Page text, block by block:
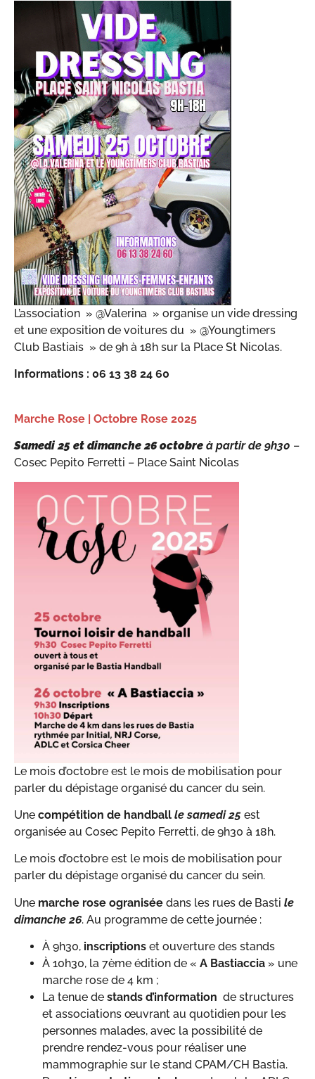
L’association » @Valerina » organise un vide dressing
et une exposition de voitures du » @Youngtimers
Club Bastiais » de 9h à 18h sur la Place St Nicolas.
Informations : 06 13 38 24 60
Marche Rose | Octobre Rose 2025
Samedi 25 et dimanche 26 octobre à partir de 9h30 –
Cosec Pepito Ferretti – Place Saint Nicolas
Le mois d’octobre est le mois de mobilisation pour
parler du dépistage organisé du cancer du sein.
Une compétition de handball le samedi 25 est
organisée au Cosec Pepito Ferretti, de 9h30 à 18h.
Le mois d’octobre est le mois de mobilisation pour
parler du dépistage organisé du cancer du sein.
Une marche rose ogranisée dans les rues de Basti le
dimanche 26. Au programme de cette journée :
À 9h30, inscriptions et ouverture des stands
À 10h30, la 7ème édition de « A Bastiaccia » une
marche rose de 4 km ;
La tenue de stands d’information de structures
et associations œuvrant au quotidien pour les
personnes malades, avec la possibilité de
prendre rendez-vous pour réaliser une
mammographie sur le stand CPAM/CH Bastia.